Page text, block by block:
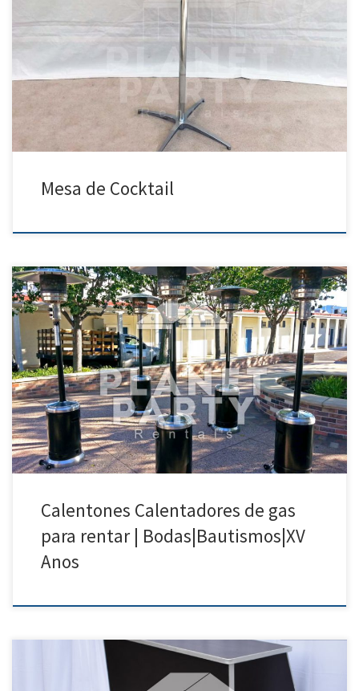
Mesa de Cocktail | Manteles para Rentar Precios de Renta Tel: 818 458
5314 Precios: Mesas (Redondas/Rectangulares) y Sillas Precio de Renta
Silla de Plastico 0.99 Silla de Madera $2.50 Mesa Rectangular (6ft x
2.5ft) $7.00 Mesas Redonda (60″ Redonda) $10.00 Silla de Plastico para
Ninos $1.25 Mesa de Cocktail […]
Mesa de Cocktail
Planet Party Rentals 818 458 5314 Calentones Precio de Renta
Calenton con un Tanque de Gas Propano $70.00 Calentones / Heater
para su Fiesta
Calentones Calentadores de gas
para rentar | Bodas|Bautismos|XV
Anos